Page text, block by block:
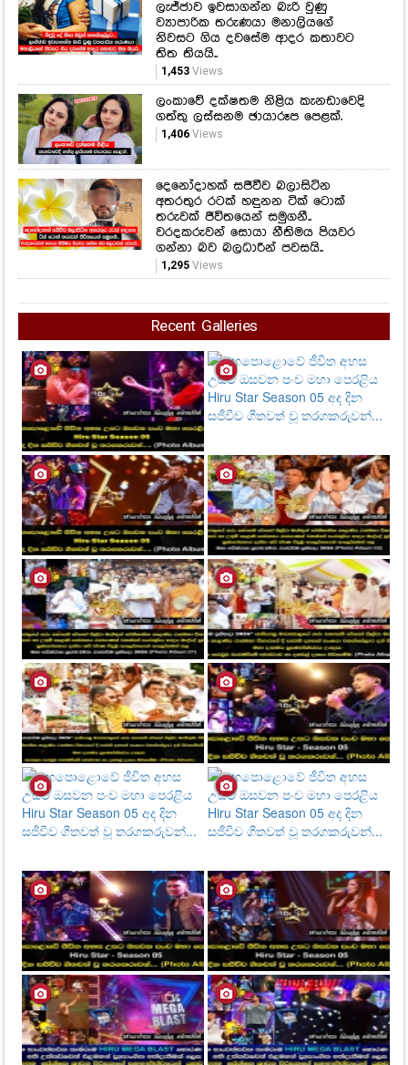
ලැජ්ජාව ඉවසාගන්න බැරි වුණු
ව්‍යාපාරික තරුණයා මනාලියගේ
නිවසට ගිය දවසේම ආදර කතාවට
තිත තියයි..
1,453Views
ලංකාවේ දක්ෂතම නිළිය කැනඩාවෙදි
ගත්තු ලස්සනම ඡායාරූප පෙළක්.
1,406Views
දෙනෝදාහක් සජීවීව බලාසිටින
අතරතුර රටක් හඳුනන ටික් ටොක්
තරුවක් ජීවිතයෙන් සමුගනී..
වරදකරුවන් සොයා නීතිමය පියවර
ගන්නා බව බලධාරීන් පවසයි..
1,295Views
Recent Galleries